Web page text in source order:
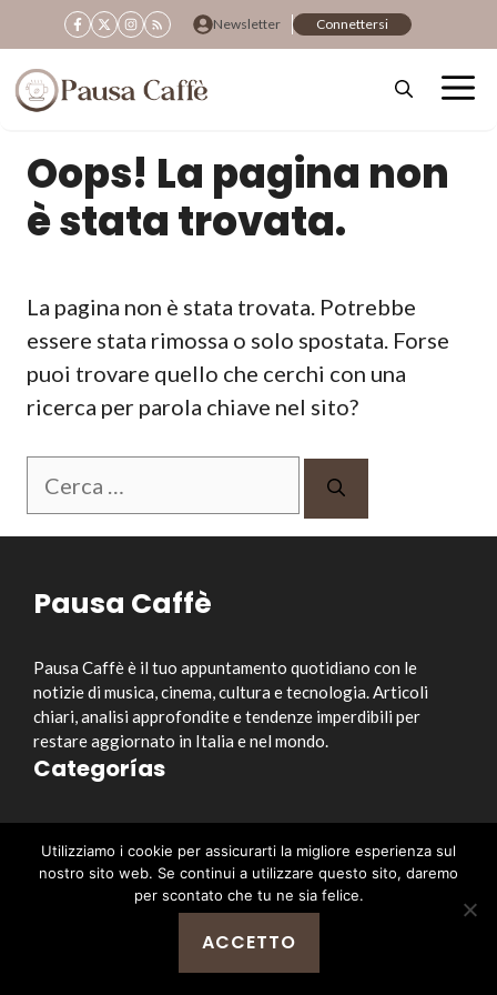
al
contenuto
Newsletter Connettersi
Oops! La pagina non
è stata trovata.
La pagina non è stata trovata. Potrebbe
essere stata rimossa o solo spostata. Forse
puoi trovare quello che cerchi con una
ricerca per parola chiave nel sito?
Ricerca
Pausa Caffè
Pausa Caffè è il tuo appuntamento quotidiano con le
notizie di musica, cinema, cultura e tecnologia. Articoli
chiari, analisi approfondite e tendenze imperdibili per
restare aggiornato in Italia e nel mondo.
Categorías
Musica
Cinema e Serie TV
Style&Culture
Enlaces útiles
Utilizziamo i cookie per assicurarti la migliore esperienza sul
nostro sito web. Se continui a utilizzare questo sito, daremo
per scontato che tu ne sia felice.
ACCETTO